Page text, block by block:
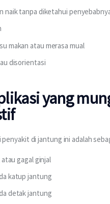
naik tanpa diketahui
makan atau merasa mual
disorientasi
yang
penyakit di jantung ini adalah
gagal ginjal
katup jantung
detak jantung